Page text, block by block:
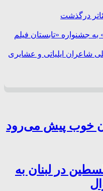
درگذشت
به جشنواره «تابستان فیلم
شاعران ایلیاتی و عشایری
خوب پیش می‌رود
در لبنان به